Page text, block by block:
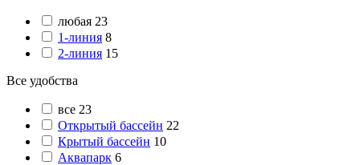
любая 23
1-линия 8
2-линия 15
Все удобства
все 23
Открытый бассейн 22
Крытый бассейн 10
Аквапарк 6